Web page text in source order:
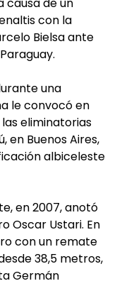
con la
Bielsa ante
una
le convocó en
eliminatorias
en Buenos Aires,
albiceleste
en 2007, anotó
Oscar Ustari. En
con un remate
38,5 metros,
Germán